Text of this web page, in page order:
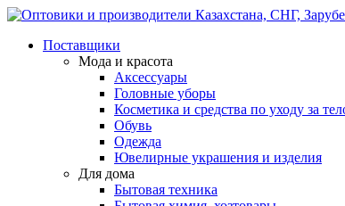
Поставщики
Мода и красота
Аксессуары
Головные уборы
Косметика и средства по уходу за
Обувь
Одежда
Ювелирные украшения и изделия
Для дома
Бытовая техника